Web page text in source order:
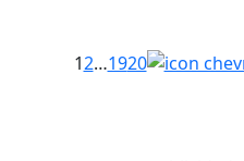
12…1920